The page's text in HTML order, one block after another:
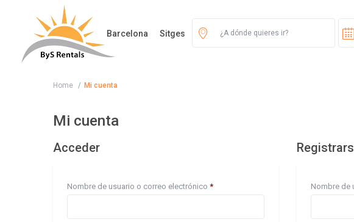
Barcelona Sitges
Home Mi cuenta
Mi cuenta
Acceder
Nombre de usuario o correo electrónico *Obligatorio Nombre de